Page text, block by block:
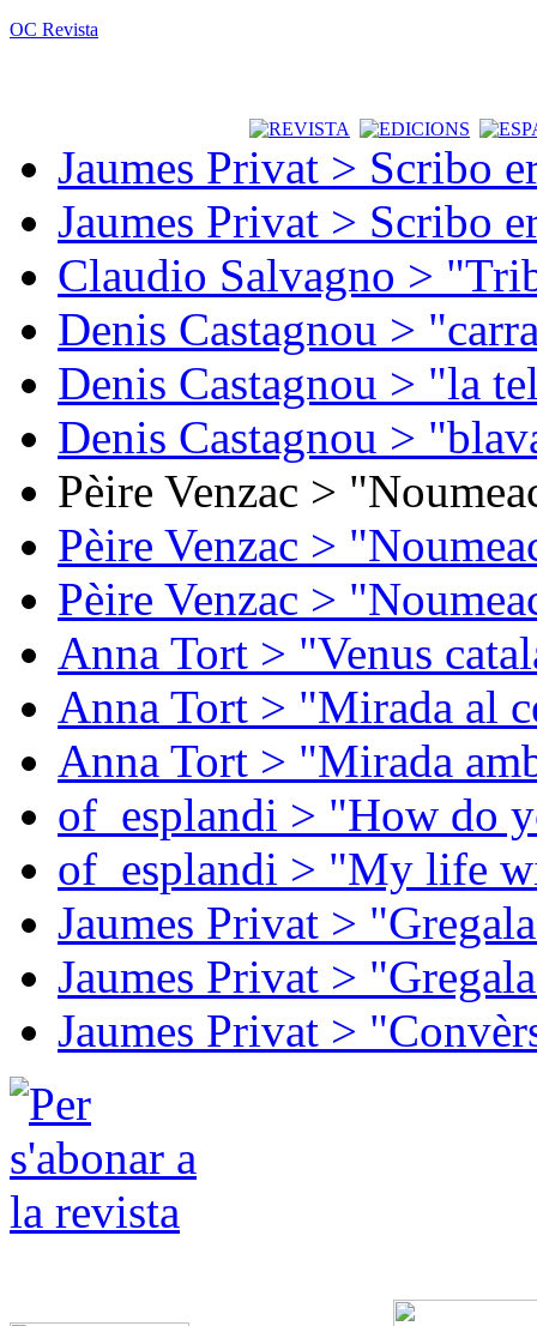
OC Revista
Jaumes Privat > Scribo
Jaumes Privat > Scribo
Claudio Salvagno >
Denis Castagnou >
Denis Castagnou > "la
Denis Castagnou >
Pèire Venzac >
Pèire Venzac >
Pèire Venzac >
Anna Tort > "Venus
Anna Tort > "Mirada al
Anna Tort > "Mirada
of_esplandi > "How do
of_esplandi > "My life
Jaumes Privat >
Jaumes Privat >
Jaumes Privat >